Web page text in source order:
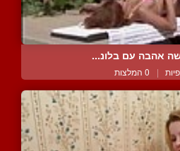
אהבה עם בלונ...
| 0 המלצות